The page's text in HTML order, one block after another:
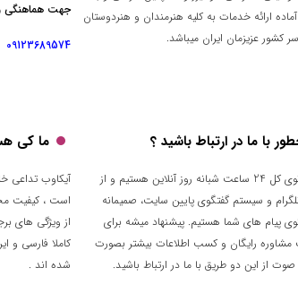
ارائه خدمات به کلیه هنرمندان و هنردوستان
کشور عزیزمان ایران میباشد.
جهت هماهنگی و
09123689574
با ما در ارتباط باشید ؟
تقریبا توی کل 24 ساعت شبانه روز آنلاین هستیم و از
و سیستم گفتگوی پایین سایت، صمیمانه
پیام های شما هستیم. پیشنهاد میشه برای
مشاوره رایگان و کسب اطلاعات بیشتر بصورت
از این دو طریق با ما در ارتباط باشید.
ما کی
آیکاوب تداعی
است ، کیفیت
از ویژگی های
کاملا فارسی و
شده اند .